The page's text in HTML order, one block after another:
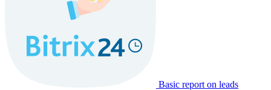
Basic report on leads